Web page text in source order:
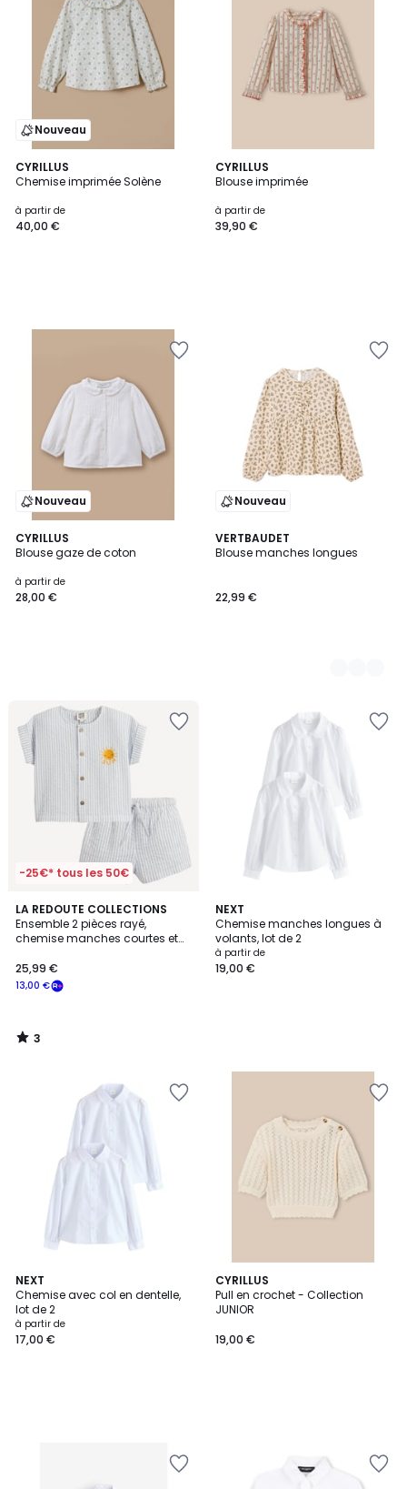
Nouveau
CYRILLUS
Chemise imprimée Solène
à partir de
40,00 €
CYRILLUS
Blouse imprimée
à partir de
39,90 €
Nouveau
CYRILLUS
Blouse gaze de coton
à partir de
28,00 €
Nouveau
VERTBAUDET
Blouse manches longues
22,99 €
2
Couleurs
-25€* tous les 50€
LA REDOUTE COLLECTIONS
Ensemble 2 pièces rayé,
chemise manches courtes et
13,00 €
25,99 €
3
/
5
3
/
NEXT
Chemise manches longues à
volants, lot de 2
à partir de
19,00 €
NEXT
Chemise avec col en dentelle,
lot de 2
à partir de
17,00 €
CYRILLUS
Pull en crochet - Collection
JUNIOR
19,00 €